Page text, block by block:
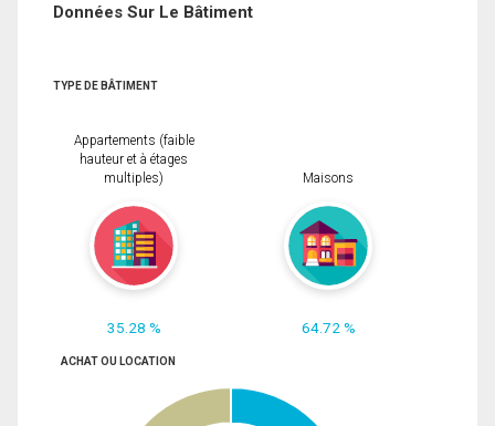
Données Sur Le Bâtiment
TYPE DE BÂTIMENT
Appartements (faible
hauteur et à étages
multiples)
35.28 %
Maisons
64.72 %
ACHAT OU LOCATION